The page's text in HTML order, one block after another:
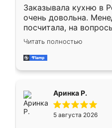
Заказывала кухню в
очень довольна.
посчитала, на
Замерщик приехал в
делу со всей
за день, ребята
Читать полностью
Аринка Р.
5 августа 2026